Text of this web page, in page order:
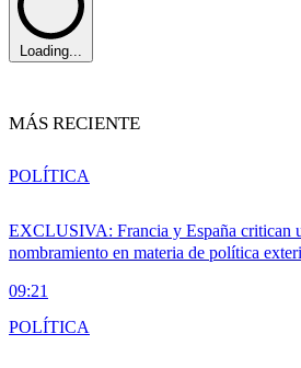
Loading...
MÁS RECIENTE
EXCLUSIVA: Francia y España critican
nombramiento en materia de política
09:21
POLÍTICA
POLÍTICA